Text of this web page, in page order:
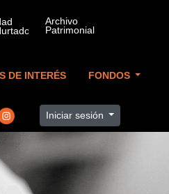
DE INTERÉS FONDOS
Iniciar sesión